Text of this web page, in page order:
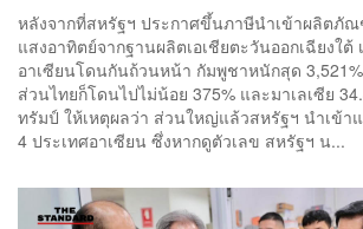
หลังจากที่สหรัฐฯ ประกาศขึ้นภาษีนำเข้าผลิตภั
แสงอาทิตย์จากฐานผลิตเอเชียตะวันออกเฉียงใต้
อาเซียนโดนกันถ้วนหน้า กัมพูชาหนักสุด
ส่วนไทยก็โดนไปไม่น้อย 375% และมาเลเซีย
ทรัมป์ ให้เหตุผลว่า ส่วนใหญ่แล้วสหรัฐฯ นำเข้า
4 ประเทศอาเซียน ซึ่งหากดูตัวเลข สหรัฐฯ น...